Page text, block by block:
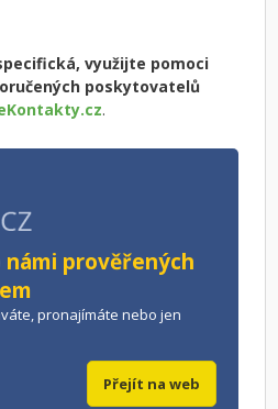
využijte pomoci
poskytovatelů
.
námi prověřených
pronajímáte nebo jen
Přejít na web